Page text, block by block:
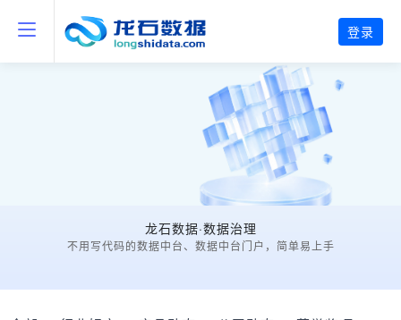
龙石数据·数据治理
不用写代码的数据中台、数据中台门户，简单易上手
登录